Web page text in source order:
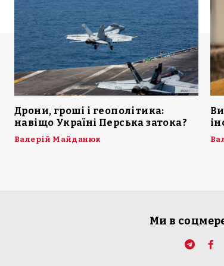
Дрони, гроші і геополітика:
навіщо Україні Перська затока?
Валерій Майданюк
Ми в